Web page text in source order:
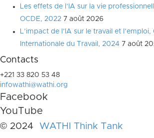
Les effets de l’IA sur la vie
OCDE, 2022 7 août 2026
L’impact de l’IA sur le travail et
Internationale du Travail, 2024 7 août
Contacts
+221 33 820 53 48
infowathi@wathi.org
Facebook
YouTube
© 2024 WATHI Think Tank